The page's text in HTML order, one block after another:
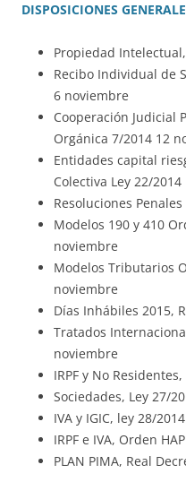
DISPOSICIONES
Propiedad
Recibo Individual de
6 noviembre
Cooperación Judicial
Orgánica 7/2014 12
Entidades capital
Colectiva Ley 22/
Resoluciones
Modelos 190 y 410
noviembre
Modelos Tributarios
noviembre
Días Inhábiles 2015,
Tratados
noviembre
IRPF y No
Sociedades, Ley 27/
IVA y IGIC, ley 28/
IRPF e IVA, Orden
PLAN PIMA, Real